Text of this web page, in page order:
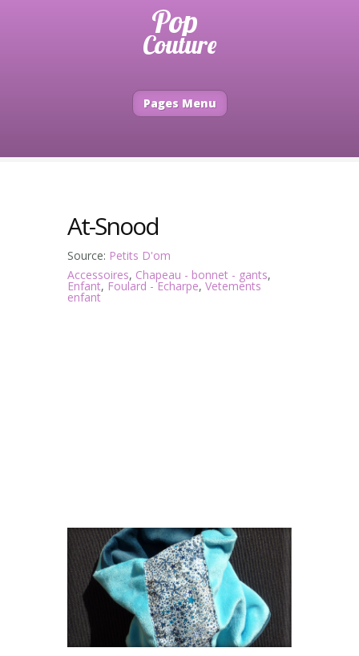
Pages Menu
At-Snood
Source: Petits D'om
Accessoires, Chapeau - bonnet - gants,
Enfant, Foulard - Echarpe, Vetements
enfant